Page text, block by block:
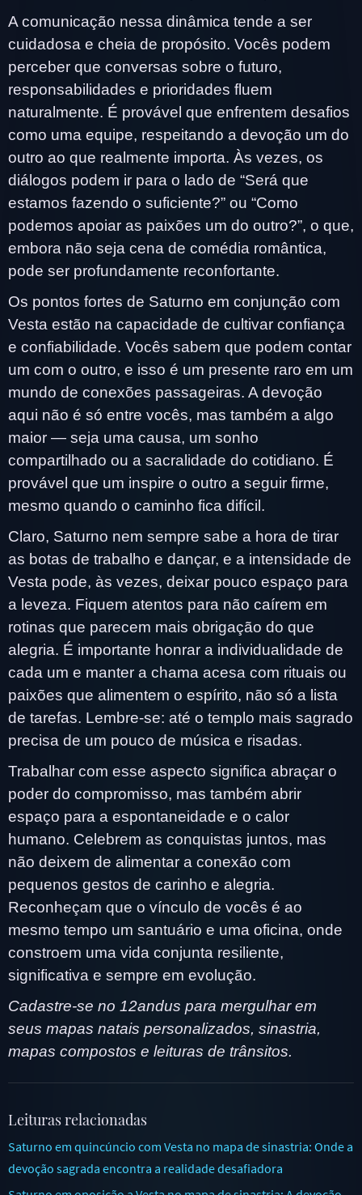
A comunicação nessa dinâmica tende a ser
cuidadosa e cheia de propósito. Vocês podem
perceber que conversas sobre o futuro,
responsabilidades e prioridades fluem
naturalmente. É provável que enfrentem desafios
como uma equipe, respeitando a devoção um do
outro ao que realmente importa. Às vezes, os
diálogos podem ir para o lado de “Será que
estamos fazendo o suficiente?” ou “Como
podemos apoiar as paixões um do outro?”, o que,
embora não seja cena de comédia romântica,
pode ser profundamente reconfortante.
Os pontos fortes de Saturno em conjunção com
Vesta estão na capacidade de cultivar confiança
e confiabilidade. Vocês sabem que podem contar
um com o outro, e isso é um presente raro em um
mundo de conexões passageiras. A devoção
aqui não é só entre vocês, mas também a algo
maior — seja uma causa, um sonho
compartilhado ou a sacralidade do cotidiano. É
provável que um inspire o outro a seguir firme,
mesmo quando o caminho fica difícil.
Claro, Saturno nem sempre sabe a hora de tirar
as botas de trabalho e dançar, e a intensidade de
Vesta pode, às vezes, deixar pouco espaço para
a leveza. Fiquem atentos para não caírem em
rotinas que parecem mais obrigação do que
alegria. É importante honrar a individualidade de
cada um e manter a chama acesa com rituais ou
paixões que alimentem o espírito, não só a lista
de tarefas. Lembre-se: até o templo mais sagrado
precisa de um pouco de música e risadas.
Trabalhar com esse aspecto significa abraçar o
poder do compromisso, mas também abrir
espaço para a espontaneidade e o calor
humano. Celebrem as conquistas juntos, mas
não deixem de alimentar a conexão com
pequenos gestos de carinho e alegria.
Reconheçam que o vínculo de vocês é ao
mesmo tempo um santuário e uma oficina, onde
constroem uma vida conjunta resiliente,
significativa e sempre em evolução.
Cadastre-se no 12andus para mergulhar em
seus mapas natais personalizados, sinastria,
mapas compostos e leituras de trânsitos.
Leituras relacionadas
Saturno em quincúncio com Vesta no mapa de sinastria: Onde a
devoção sagrada encontra a realidade desafiadora